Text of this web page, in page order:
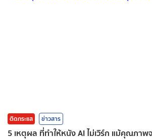
ติดกระแส ข่าวสาร
5 เหตุผล ที่ทำให้หนัง AI ไม่เวิร์ก แม้คุณภาพ